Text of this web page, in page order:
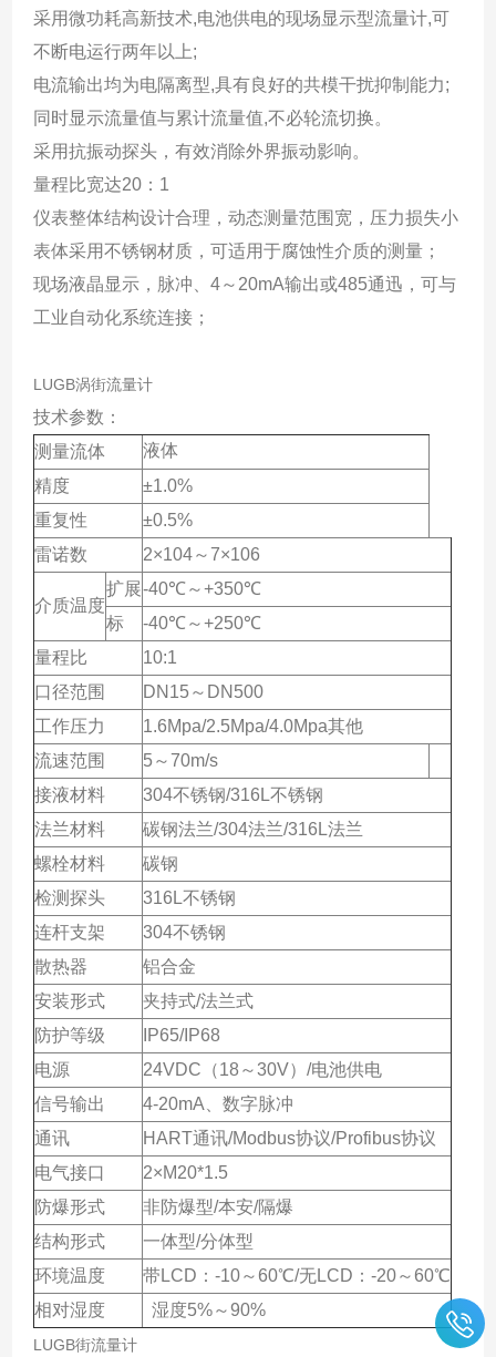
采用微功耗高新技术,电池供电的现场显示型流量计,可
不断电运行两年以上;
电流输出均为电隔离型,具有良好的共模干扰抑制能力;
同时显示流量值与累计流量值,不必轮流切换。
采用抗振动探头，有效消除外界振动影响。
量程比宽达20：1
仪表整体结构设计合理，动态测量范围宽，压力损失小
表体采用不锈钢材质，可适用于腐蚀性介质的测量；
现场液晶显示，脉冲、4～20mA输出或485通迅，可与
工业自动化系统连接；
LUGB涡街流量计
技术参数：
测量流体
液体
精度
±1.0%
重复性
±0.5%
雷诺数
2×104～7×106
介质温度
扩展-40℃～+350℃
标
-40℃～+250℃
量程比
10:1
口径范围
DN15～DN500
工作压力
1.6Mpa/2.5Mpa/4.0Mpa其他
流速范围
5～70m/s
接液材料
304不锈钢/316L不锈钢
法兰材料
碳钢法兰/304法兰/316L法兰
螺栓材料
碳钢
检测探头
316L不锈钢
连杆支架
304不锈钢
散热器
铝合金
安装形式
夹持式/法兰式
防护等级
IP65/IP68
电源
24VDC（18～30V）/电池供电
信号输出
4-20mA、数字脉冲
通讯
HART通讯/Modbus协议/Profibus协议
电气接口
2×M20*1.5
防爆形式
非防爆型/本安/隔爆
结构形式
一体型/分体型
环境温度
带LCD：-10～60℃/无LCD：-20～60℃
相对湿度
湿度5%～90%
LUGB街流量计